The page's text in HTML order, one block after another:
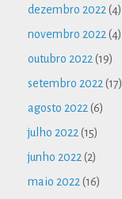
dezembro 2022(4)
novembro 2022(4)
outubro 2022(19)
setembro 2022(17)
agosto 2022(6)
julho 2022(15)
junho 2022(2)
maio 2022(16)